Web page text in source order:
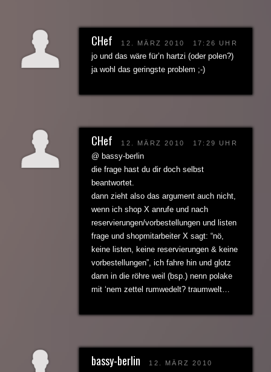
CHef 12. MÄRZ 2010 17:26 UHR
jo und das wäre für’n hartzi (oder polen?)
ja wohl das geringste problem ;-)
CHef 12. MÄRZ 2010 17:29 UHR
@ bassy-berlin
die frage hast du dir doch selbst
beantwortet.
dann zieht also das argument auch nicht,
wenn ich shop X anrufe und nach
reservierungen/vorbestellungen und listen
frage und shopmitarbeiter X sagt: “nö,
keine listen, keine reservierungen & keine
vorbestellungen”, ich fahre hin und glotz
dann in die röhre weil (bsp.) nenn polake
mit ‘nem zettel rumwedelt? traumwelt…
bassy-berlin
12. MÄRZ 2010